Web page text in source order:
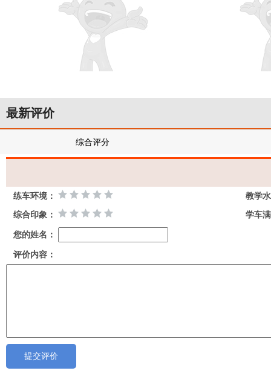
最新评价
综合评分
练车环境： 教学
综合印象： 学车
您的姓名：
评价内容：